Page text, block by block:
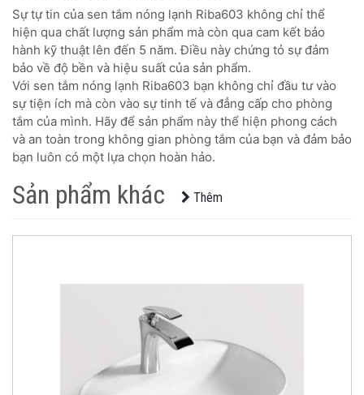
Sự tự tin của sen tắm nóng lạnh Riba603 không chỉ thể
hiện qua chất lượng sản phẩm mà còn qua cam kết bảo
hành kỹ thuật lên đến 5 năm. Điều này chứng tỏ sự đảm
bảo về độ bền và hiệu suất của sản phẩm.
Với sen tắm nóng lạnh Riba603 bạn không chỉ đầu tư vào
sự tiện ích mà còn vào sự tinh tế và đẳng cấp cho phòng
tắm của mình. Hãy để sản phẩm này thể hiện phong cách
và an toàn trong không gian phòng tắm của bạn và đảm bảo
bạn luôn có một lựa chọn hoàn hảo.
Sản phẩm khác Thêm